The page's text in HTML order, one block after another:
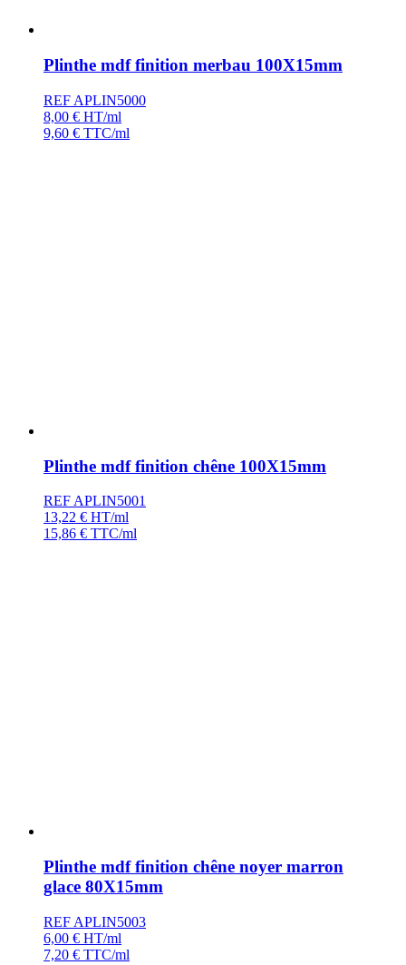
Plinthe mdf finition merbau 100X15mm
REF APLIN5000
8,00 € HT/ml
9,60 € TTC/ml
Plinthe mdf finition chêne 100X15mm
REF APLIN5001
13,22 € HT/ml
15,86 € TTC/ml
Plinthe mdf finition chêne noyer marron
glace 80X15mm
REF APLIN5003
6,00 € HT/ml
7,20 € TTC/ml